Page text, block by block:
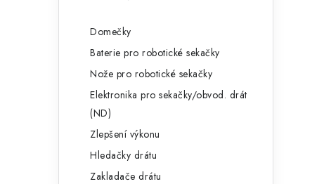
Domečky
Baterie pro robotické sekačky
Nože pro robotické sekačky
Elektronika pro sekačky/obvod. drát
(ND)
Zlepšení výkonu
Hledačky drátu
Zakladače drátu